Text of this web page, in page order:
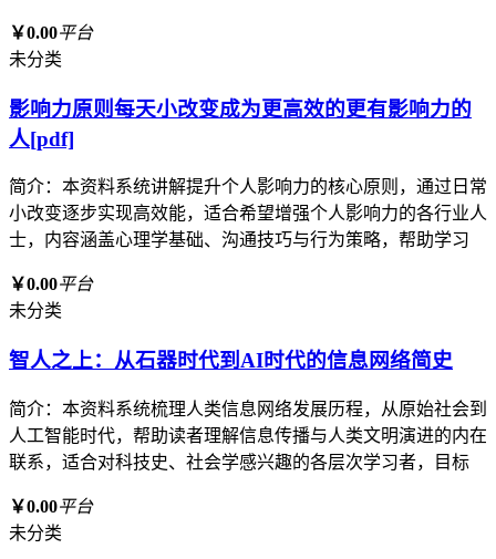
￥0.00平台
未分类
影响力原则每天小改变成为更高效的更有影响力的
人[pdf]
简介：本资料系统讲解提升个人影响力的核心原则，通过日常
小改变逐步实现高效能，适合希望增强个人影响力的各行业人
士，内容涵盖心理学基础、沟通技巧与行为策略，帮助学习
￥0.00平台
未分类
智人之上：从石器时代到AI时代的信息网络简史
简介：本资料系统梳理人类信息网络发展历程，从原始社会到
人工智能时代，帮助读者理解信息传播与人类文明演进的内在
联系，适合对科技史、社会学感兴趣的各层次学习者，目标
￥0.00平台
未分类